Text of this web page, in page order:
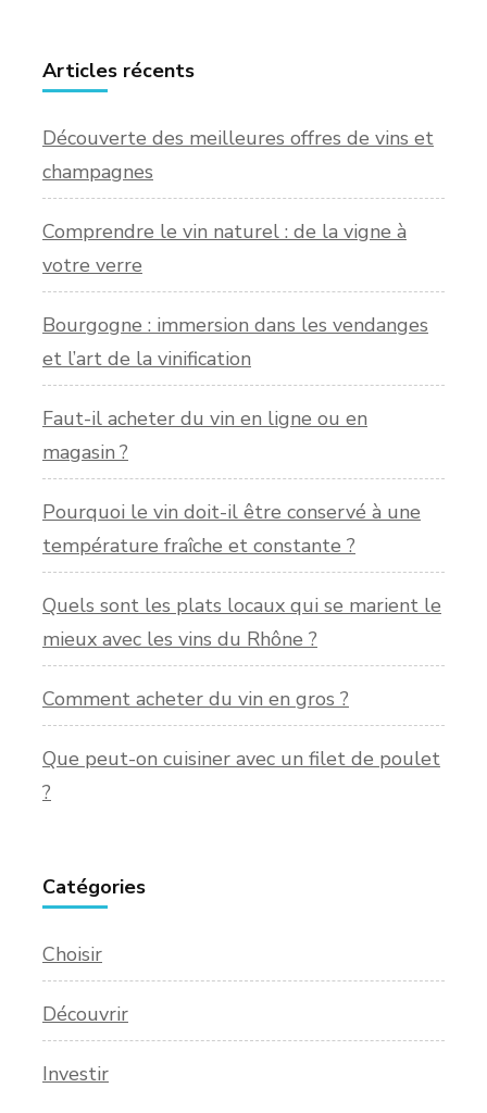
Articles récents
Découverte des meilleures offres de vins et
champagnes
Comprendre le vin naturel : de la vigne à
votre verre
Bourgogne : immersion dans les vendanges
et l’art de la vinification
Faut-il acheter du vin en ligne ou en
magasin ?
Pourquoi le vin doit-il être conservé à une
température fraîche et constante ?
Quels sont les plats locaux qui se marient le
mieux avec les vins du Rhône ?
Comment acheter du vin en gros ?
Que peut-on cuisiner avec un filet de poulet
?
Catégories
Choisir
Découvrir
Investir